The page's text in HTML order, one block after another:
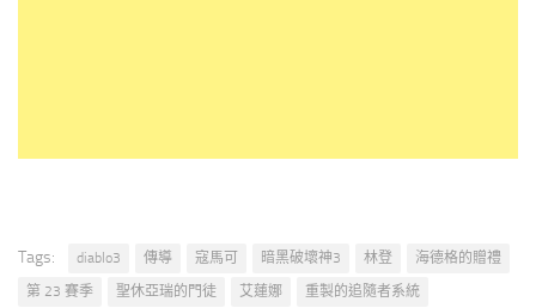
Tags: diablo3 傳導 寇馬可 暗黑破壞神3 林登
海德格的贈禮
第 23 賽季
聖休亞瑞的門徒 艾蓮娜 重製的追隨者系統